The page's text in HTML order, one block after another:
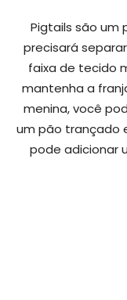
Pigtails são um
precisará
faixa de tecido
mantenha a
menina, você
um pão trançado
pode adicionar